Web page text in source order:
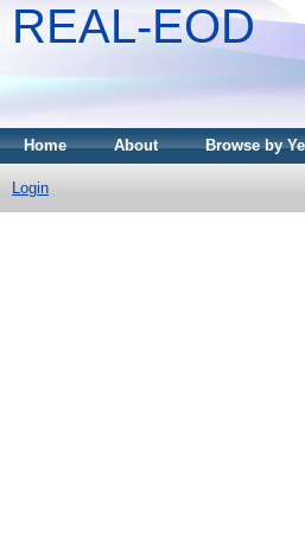
REAL-EOD
Home About Browse by
Login